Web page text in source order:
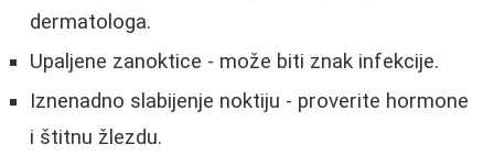
dermatologa.
Upaljene zanoktice - može biti znak infekcije.
Iznenadno slabijenje noktiju - proverite hormone
i štitnu žlezdu.